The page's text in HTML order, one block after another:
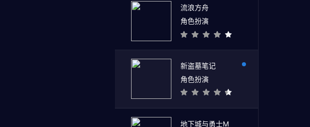
流浪方舟
角色扮演
新盗墓笔记
角色扮演
地下城与勇士M